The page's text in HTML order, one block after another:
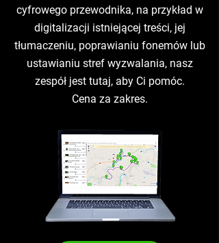
cyfrowego przewodnika, na przykład w
digitalizacji istniejącej treści, jej
tłumaczeniu, poprawianiu fonemów lub
ustawianiu stref wyzwalania, nasz
zespół jest tutaj, aby Ci pomóc.
Cena za zakres.